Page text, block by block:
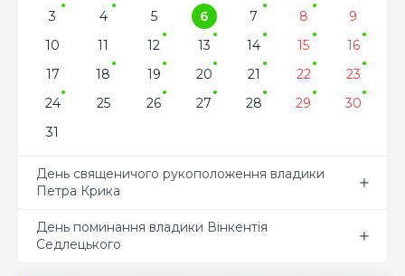
3
4 5 6 7 8
9
10
11 12 13 14 15
16
17
18 19 20 21 22
23
24
25 26 27 28 29
30
31
День священичого рукоположення владики
Петра Крика
День поминання владики Вінкентія
Седлецького